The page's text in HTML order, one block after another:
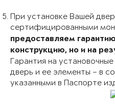
При установке Вашей
сертифицированными
предоставляем
конструкцию, но и на
Гарантия на
дверь и ее элементы – в
указанными в Паспорте